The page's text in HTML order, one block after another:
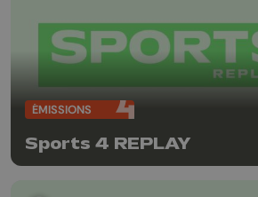
ÉMISSIONS
Sports 4 REPLAY